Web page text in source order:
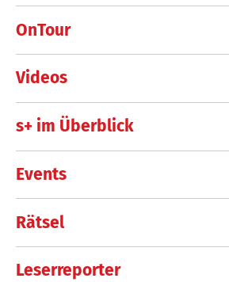
OnTour
Videos
s+ im Überblick
Events
Rätsel
Leserreporter